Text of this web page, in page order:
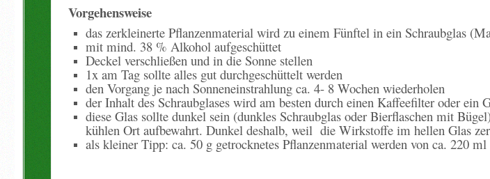
Vorgehensweise
das zerkleinerte Pflanzenmaterial wird zu einem Fünftel in ein Schraubglas
mit mind. 38 % Alkohol aufgeschüttet
Deckel verschließen und in die Sonne stellen
1x am Tag sollte alles gut durchgeschüttelt werden
den Vorgang je nach Sonneneinstrahlung ca. 4- 8 Wochen wiederholen
der Inhalt des Schraubglases wird am besten durch einen Kaffeefilter oder
diese Glas sollte dunkel sein (dunkles Schraubglas oder Bierflaschen mit
kühlen Ort aufbewahrt. Dunkel deshalb, weil die Wirkstoffe im hellen Glas
als kleiner Tipp: ca. 50 g getrocknetes Pflanzenmaterial werden von ca. 220